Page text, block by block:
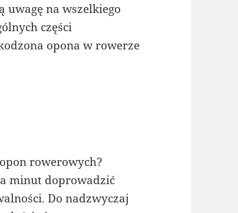
uwagę na wszelkiego
części
opona w rowerze
rowerowych?
minut doprowadzić
Do nadzwyczaj